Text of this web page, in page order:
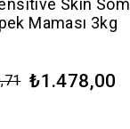
Skin
Maması 3kg
₺1.478,00